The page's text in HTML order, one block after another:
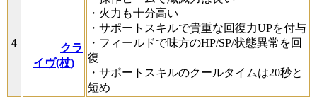
4
クラ
イヴ(杖)
・火力も十分高い
・サポートスキルで貴重な回復力UPを付与
・フィールドで味方のHP/SP/状態異常を回
復
・サポートスキルのクールタイムは20秒と
短め